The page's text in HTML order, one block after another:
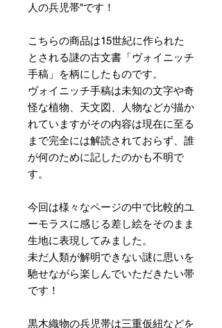
人の兵児帯"です！
こちらの商品は15世紀に作られた
とされる謎の古文書「ヴォイニッチ
手稿」を柄にしたものです。
ヴォイニッチ手稿は未知の文字や奇
怪な植物、天文図、人物などが描か
れていますがその内容は現在に至る
まで完全には解読されておらず、誰
が何のために記したのかも不明で
す。
今回は様々なページの中で比較的ユ
ーモラスに感じる差し絵をそのまま
生地に表現してみました。
未だ人類が解明できない謎に思いを
馳せながら楽しんでいただきたい帯
です！
黒木織物の兵児帯は三重仮紐などを